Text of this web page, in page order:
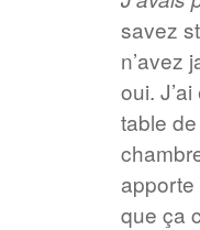
savez
n’avez
oui.
table
que ça